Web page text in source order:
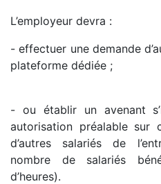
L’employeur devra :
- effectuer une demande
plateforme dédiée ;
- ou établir un avenant
autorisation préalable sur
d’autres salariés de
nombre de salariés
d’heures).